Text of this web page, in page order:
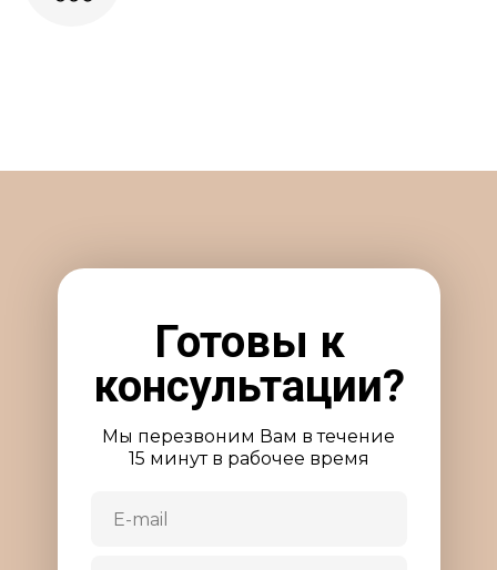
Готовы к
консультации?
Мы перезвоним Вам в течение
15 минут в рабочее время